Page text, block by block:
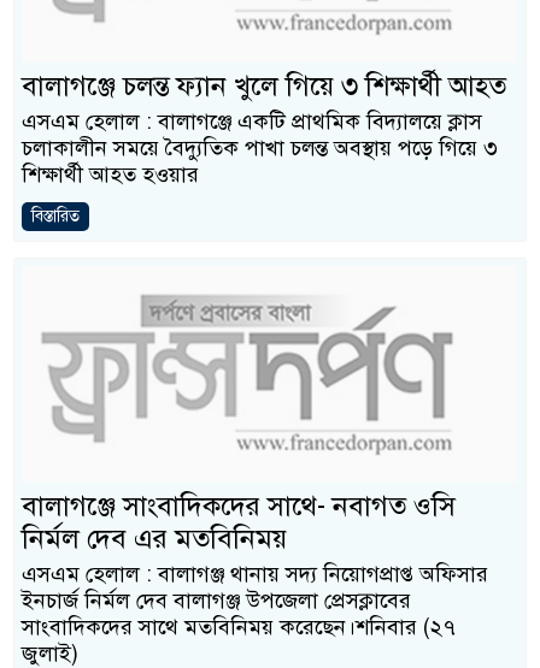
বালাগঞ্জে চলন্ত ফ্যান খুলে গিয়ে ৩ শিক্ষার্থী আহত
এসএম হেলাল : বালাগঞ্জে একটি প্রাথমিক বিদ্যালয়ে ক্লাস
চলাকালীন সময়ে বৈদ্যুতিক পাখা চলন্ত অবস্থায় পড়ে গিয়ে ৩
শিক্ষার্থী আহত হওয়ার
বিস্তারিত
বালাগঞ্জে সাংবাদিকদের সাথে- নবাগত ওসি
নির্মল দেব এর মতবিনিময়
এসএম হেলাল : বালাগঞ্জ থানায় সদ্য নিয়োগপ্রাপ্ত অফিসার
ইনচার্জ নির্মল দেব বালাগঞ্জ উপজেলা প্রেসক্লাবের
সাংবাদিকদের সাথে মতবিনিময় করেছেন।শনিবার (২৭
জুলাই)